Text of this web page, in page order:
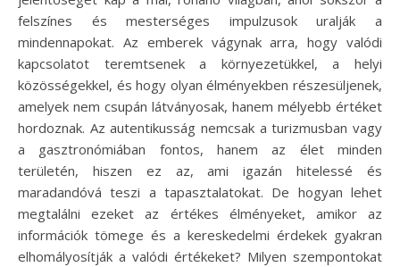
felszínes és mesterséges impulzusok uralják a
mindennapokat. Az emberek vágynak arra, hogy valódi
kapcsolatot teremtsenek a környezetükkel, a helyi
közösségekkel, és hogy olyan élményekben részesüljenek,
amelyek nem csupán látványosak, hanem mélyebb értéket
hordoznak. Az autentikusság nemcsak a turizmusban vagy
a gasztronómiában fontos, hanem az élet minden
területén, hiszen ez az, ami igazán hitelessé és
maradandóvá teszi a tapasztalatokat. De hogyan lehet
megtalálni ezeket az értékes élményeket, amikor az
információk tömege és a kereskedelmi érdekek gyakran
elhomályosítják a valódi értékeket? Milyen szempontokat